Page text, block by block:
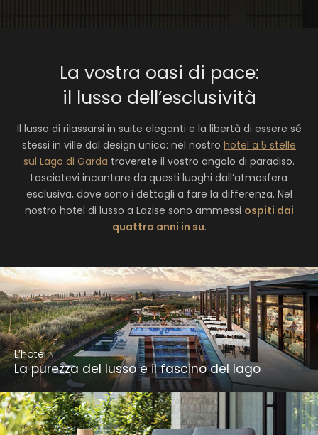
La vostra oasi di pace:
il lusso dell’esclusività
Il lusso di rilassarsi in suite eleganti e la libertà di essere sé
stessi in ville dal design unico: nel nostro hotel a 5 stelle
sul Lago di Garda troverete il vostro angolo di paradiso.
Lasciatevi incantare da questi luoghi dall’atmosfera
esclusiva, dove sono i dettagli a fare la differenza. Nel
nostro hotel di lusso a Lazise sono ammessi ospiti dai
quattro anni in su.
L’hotel
La purezza del lusso e il fascino del lago
La purezza del lusso e il fascino del lago
L’hotel